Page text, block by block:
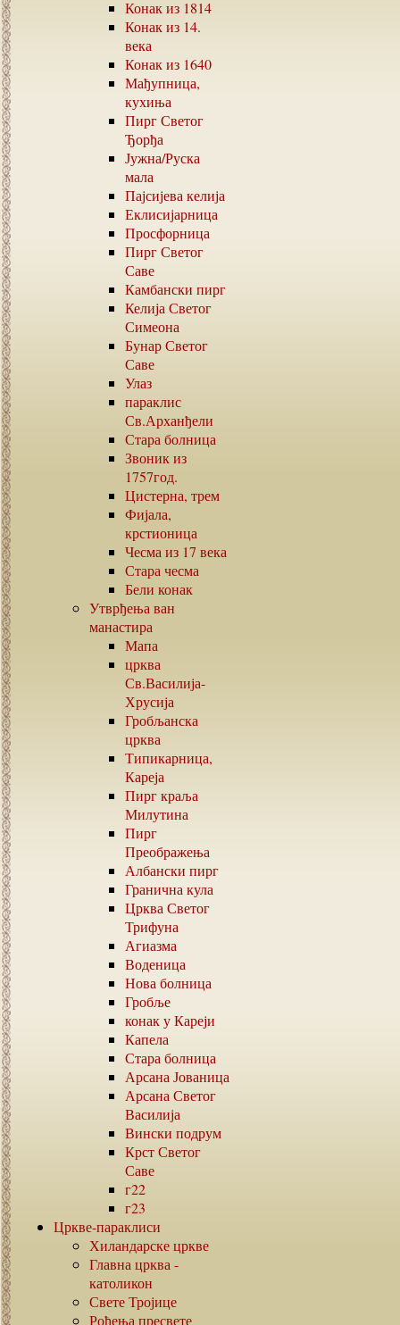
Конак из 1814
Конак из 14.
века
Конак из 1640
Мађупница,
кухиња
Пирг Светог
Ђорђа
Јужна/Руска
мала
Пајсијева келија
Еклисијарница
Просфорница
Пирг Светог
Саве
Камбански пирг
Келија Светог
Симеона
Бунар Светог
Саве
Улаз
параклис
Св.Арханђели
Стара болница
Звоник из
1757год.
Цистерна, трем
Фијала,
крстионица
Чесма из 17 века
Стара чесма
Бели конак
Утврђења ван
манастира
Мапа
црква
Св.Василија-
Хрусија
Гробљанска
црква
Типикарница,
Кареја
Пирг краља
Милутина
Пирг
Преображења
Албански пирг
Гранична кула
Црква Светог
Трифуна
Агиазма
Воденица
Нова болница
Гробље
конак у Кареји
Капела
Стара болница
Арсана Јованица
Арсана Светог
Василија
Вински подрум
Крст Светог
Саве
г22
г23
Цркве-параклиси
Хиландарске цркве
Главна црква -
католикон
Свете Тројице
Рођења пресвете